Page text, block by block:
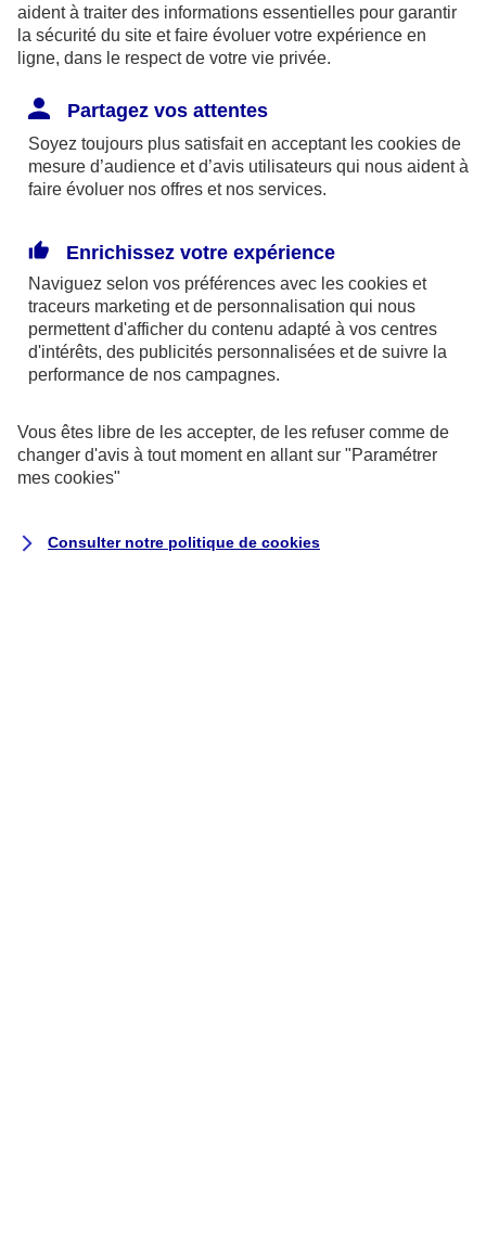
la Garantie responsabilité civile de votre
Assurance Habitation AXA couvre* les
Des services et des garanties
spécialement négociées pour vous !
En appelant AXA Assistance au 01 55 92 26
D'une assistance* en cas de panne ou
d'accident du véhicule utilisé pour le
déménagement
D'une réduction pouvant aller jusqu'à
image et informatique avec notre partenaire
SMS Distribution
aident à traiter des informations essentielles pour garantir
la sécurité du site et faire évoluer votre expérience en
ligne, dans le respect de votre vie privée.
Partagez vos attentes
Soyez toujours plus satisfait en acceptant les cookies de
mesure d’audience et d’avis utilisateurs qui nous aident à
faire évoluer nos offres et nos services.
Enrichissez votre expérience
Naviguez selon vos préférences avec les cookies et
traceurs marketing et de personnalisation qui nous
permettent d'afficher du contenu adapté à vos centres
d'intérêts, des publicités personnalisées et de suivre la
performance de nos campagnes.
Vous êtes libre de les accepter, de les refuser comme de
changer d'avis à tout moment en allant sur "Paramétrer
mes cookies"
Consulter notre politique de cookies